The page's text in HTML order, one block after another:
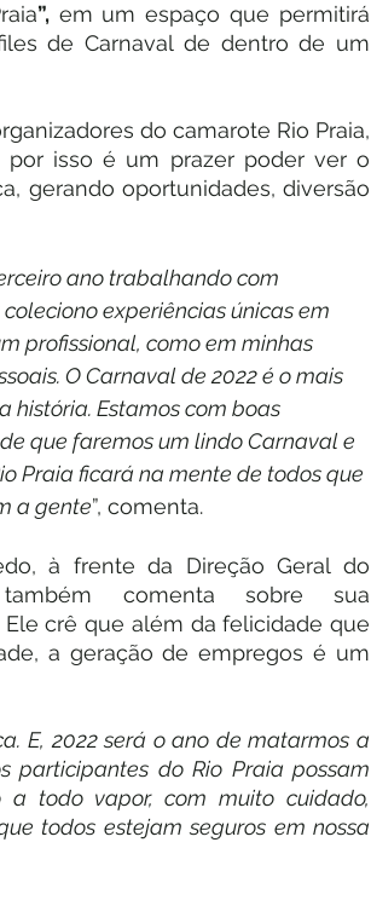
”, em um espaço que permitirá
de Carnaval de dentro de um
do camarote Rio Praia,
por isso é um prazer poder ver o
gerando oportunidades, diversão
ano trabalhando com
experiências únicas em
profissional, como em minhas
O Carnaval de 2022 é o mais
história. Estamos com boas
que faremos um lindo Carnaval e
Praia ficará na mente de todos que
a gente”, comenta.
à frente da Direção Geral do
também comenta sobre sua
Ele crê que além da felicidade que
a geração de empregos é um
E, 2022 será o ano de matarmos a
participantes do Rio Praia possam
todo vapor, com muito cuidado,
todos estejam seguros em nossa